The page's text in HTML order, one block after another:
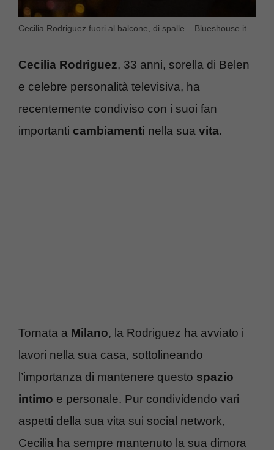
Cecilia Rodriguez fuori al balcone, di spalle – Blueshouse.it
Cecilia Rodriguez, 33 anni, sorella di Belen
e celebre personalità televisiva, ha
recentemente condiviso con i suoi fan
importanti cambiamenti nella sua vita.
Tornata a Milano, la Rodriguez ha avviato i
lavori nella sua casa, sottolineando
l’importanza di mantenere questo spazio
intimo e personale. Pur condividendo vari
aspetti della sua vita sui social network,
Cecilia ha sempre mantenuto la sua dimora